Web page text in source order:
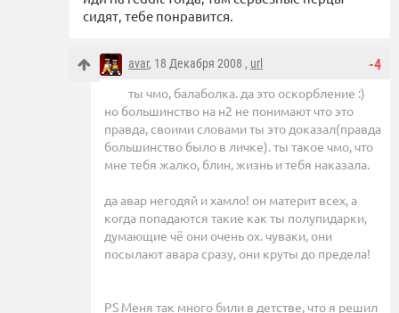
сидят, тебе понравится.
-4
avar, 18 Декабря 2008 , url
ты чмо, балаболка. да это оскорбление :)
но большинство на н2 не понимают что это
правда, своими словами ты это доказал(правда
большинство было в личке). ты такое чмо, что
мне тебя жалко, блин, жизнь и тебя наказала.
да авар негодяй и хамло! он материт всех, а
когда попадаются такие как ты полупидарки,
думающие чё они очень ох. чуваки, они
посылают авара сразу, они круты до предела!
PS Меня так много били в детстве, что я решил